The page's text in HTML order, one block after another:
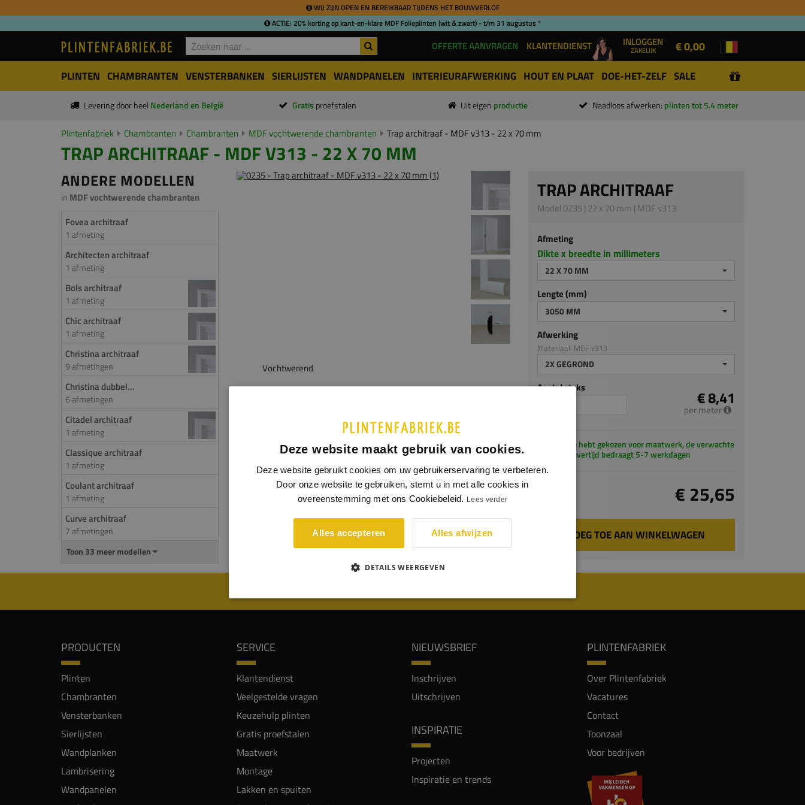
WIJ ZIJN OPEN EN BEREIKBAAR TIJDENS HET BOUWVERLOF
ACTIE: 20% korting op kant-en-klare MDF Folieplinten (wit & zwart) - t/m 31 augustus *
OFFERTE AANVRAGEN KLANTENDIENST INLOGGEN
ZAKELIJK € 0,00
PLINTEN CHAMBRANTEN VENSTERBANKEN SIERLIJSTEN WANDPANELEN INTERIEURAFWERKING HOUT EN PLAAT DOE-HET-ZELF SALE
Levering door heel Nederland en België Gratis proefstalen Uit eigen productie Naadloos afwerken: plinten tot 5.4 meter
Plintenfabriek Chambranten Chambranten MDF vochtwerende chambranten Trap architraaf - MDF v313 - 22 x 70 mm
TRAP ARCHITRAAF - MDF V313 - 22 X 70 MM
ANDERE MODELLEN
in MDF vochtwerende chambranten
Fovea architraaf
1 afmeting
Architecten architraaf
1 afmeting
Bols architraaf
1 afmeting
Chic architraaf
1 afmeting
Christina architraaf
9 afmetingen
Christina dubbel...
6 afmetingen
Citadel architraaf
1 afmeting
Classique architraaf
1 afmeting
Coulant architraaf
1 afmeting
Curve architraaf
7 afmetingen
Toon 33 meer modellen
Vochtwerend
Deze architraaf sluit mooi aan bij de Trede plint,model 0117
Kleuren en afwerkingen Lakken en spuiten
TRAP ARCHITRAAF
Model 0235 | 22 x 70 mm | MDF v313
Afmeting
Dikte x breedte in millimeters
22 X 70 MM
Lengte (mm)
3050 MM
Afwerking
Materiaal: MDF v313
2X GEGROND
Aantal stuks € 8,41
per meter
Je hebt gekozen voor maatwerk, de verwachte
levertijd bedraagt 5-7 werkdagen
€ 25,65
VOEG TOE AAN WINKELWAGEN
PRODUCTEN
Plinten
Chambranten
Vensterbanken
Sierlijsten
Wandplanken
Lambrisering
Wandpanelen
SERVICE
Klantendienst
Veelgestelde vragen
Keuzehulp plinten
Gratis proefstalen
Maatwerk
Montage
Lakken en spuiten
NIEUWSBRIEF
Inschrijven
Uitschrijven
INSPIRATIE
Projecten
Inspiratie en trends
PLINTENFABRIEK
Over Plintenfabriek
Vacatures
Contact
Toonzaal
Voor bedrijven
Deze website maakt gebruik van cookies.
Deze website gebruikt cookies om uw gebruikerservaring te verbeteren.
Door onze website te gebruiken, stemt u in met alle cookies in
overeenstemming met ons Cookiebeleid. Lees verder
Alles accepteren Alles afwijzen
DETAILS WEERGEVEN